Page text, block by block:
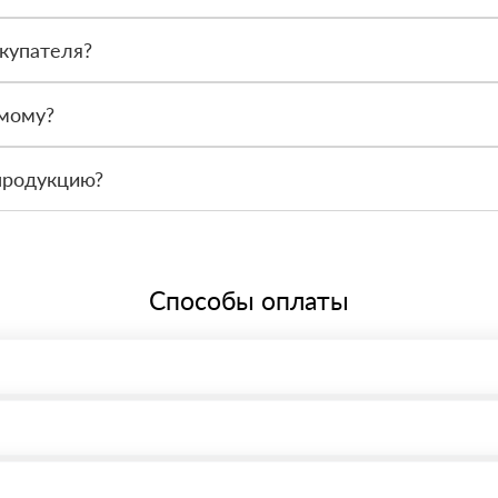
Способы оплаты
через системы электронных платежей.
материала после проверки качества и количества заказанного